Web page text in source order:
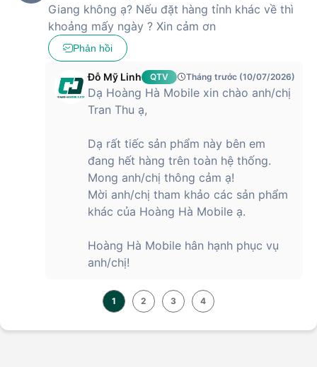
Giang không ạ? Nếu đặt hàng tỉnh khác về thì
khoảng mấy ngày ? Xin cảm ơn
Phản hồi
Đỗ Mỹ Linh QTV Tháng trước (10/07/2026)
Dạ Hoàng Hà Mobile xin chào anh/chị
Tran Thu ạ,
Dạ rất tiếc sản phẩm này bên em
đang hết hàng trên toàn hệ thống.
Mong anh/chị thông cảm ạ!
Mời anh/chị tham khảo các sản phẩm
khác của Hoàng Hà Mobile ạ.
Hoàng Hà Mobile hân hạnh phục vụ
anh/chị!
1 2 3 4